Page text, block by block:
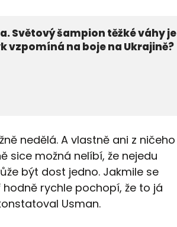
Světový šampion těžké váhy je
vzpomíná na boje na Ukrajině?
nedělá. A vlastně ani z ničeho
sice možná nelíbí, že nejedu
být dost jedno. Jakmile se
rychle pochopí, že to já
Usman.